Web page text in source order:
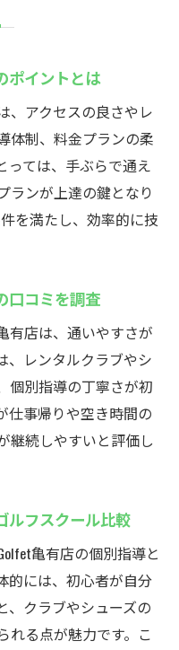
のアクセス抜群な
アゴルフスクール
ールの利用メリッ
の営業時間と利便
ルフスクール
ンドアゴルフスク
インドアゴルフス
でリフレッシュす
ポイントとは
、アクセスの良さやレ
体制、料金プランの柔
っては、手ぶらで通え
ランが上達の鍵となり
を満たし、効率的に技
口コミを調査
有店は、通いやすさが
、レンタルクラブやシ
個別指導の丁寧さが初
仕事帰りや空き時間の
継続しやすいと評価し
ルフスクール比較
亀有店の個別指導と
的には、初心者が自分
、クラブやシューズの
れる点が魅力です。こ